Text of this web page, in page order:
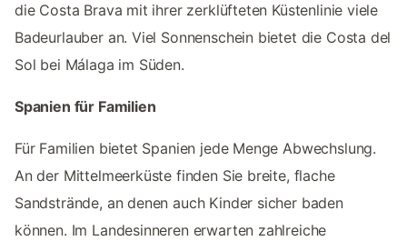
die Costa Brava mit ihrer zerklüfteten Küstenlinie viele
Badeurlauber an. Viel Sonnenschein bietet die Costa del
Sol bei Málaga im Süden.
Spanien für Familien
Für Familien bietet Spanien jede Menge Abwechslung.
An der Mittelmeerküste finden Sie breite, flache
Sandstrände, an denen auch Kinder sicher baden
können. Im Landesinneren erwarten zahlreiche